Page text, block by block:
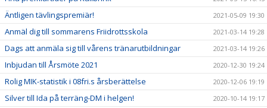
Äntligen tävlingspremiär! 2021-05-09 19:30
Anmäl dig till sommarens Friidrottsskola 2021-03-14 19:28
Dags att anmäla sig till vårens tränarutbildningar 2021-03-14 19:26
Inbjudan till Årsmöte 2021 2020-12-30 19:24
Rolig MIK-statistik i 08fri.s årsberättelse 2020-12-06 19:19
Silver till Ida på terräng-DM i helgen! 2020-10-14 19:17